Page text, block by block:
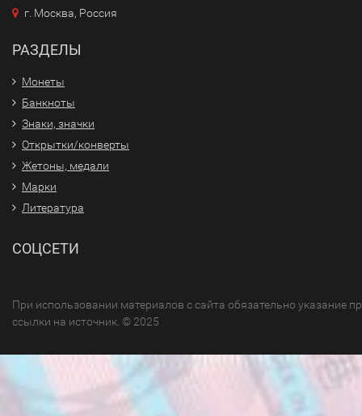
г. Москва, Россия
РАЗДЕЛЫ
Монеты
Банкноты
Знаки, значки
Открытки/конверты
Жетоны, медали
Марки
Литература
СОЦСЕТИ
При использовании материалов с сайта обязательно указание
ссылки на источник. © 2025